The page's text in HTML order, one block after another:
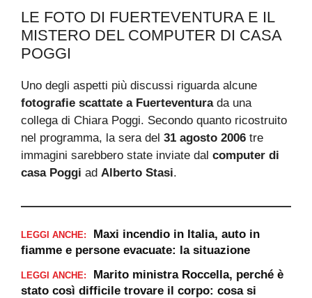
LE FOTO DI FUERTEVENTURA E IL
MISTERO DEL COMPUTER DI CASA
POGGI
Uno degli aspetti più discussi riguarda alcune
fotografie scattate a Fuerteventurada una
collega di Chiara Poggi. Secondo quanto ricostruito
nel programma, la sera del 31 agosto 2006 tre
immagini sarebbero state inviate dal computer di
casa Poggi ad Alberto Stasi.
LEGGI ANCHE:
Maxi incendio in Italia, auto in
fiamme e persone evacuate: la situazione
LEGGI ANCHE:
Marito ministra Roccella, perché è
stato così difficile trovare il corpo: cosa si